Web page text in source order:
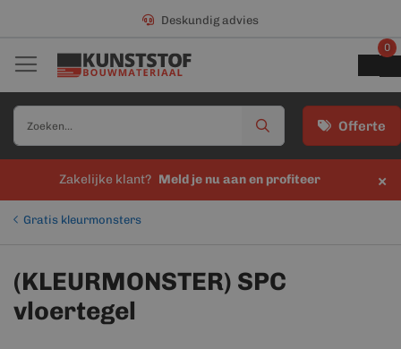
Deskundig advies
Offerte
0
Zakelijke klant? Meld je nu aan en profiteer ×
Gratis kleurmonsters
(KLEURMONSTER) SPC
vloertegel